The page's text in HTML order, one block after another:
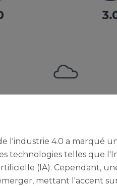
l'industrie 4.0 a marqué
technologies telles que
(IA). Cependant,
mettant l'accent